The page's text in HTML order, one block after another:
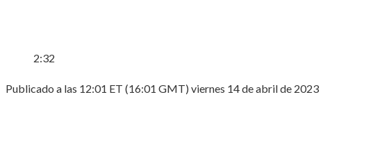
2:32
Publicado a las 12:01 ET (16:01 GMT) viernes 14 de abril de 2023